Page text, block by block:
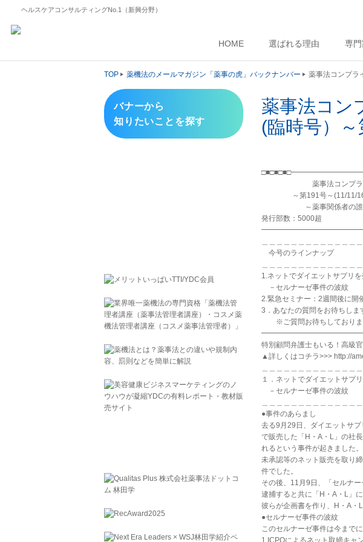
ヘルスケアコンサルティングNo.1（新興分野）
HOME 選ばれる理由 専
TOP 薬機法のメールマガジン「薬事の虎」バックナンバー 薬事法コンプ
薬事法コ
(臨時号）～
薬事法コンプライアン
～第191号～(11/11/
～薬事関係者の誰もが
発行部数：5000超
今号のラインナップ
1.ネットでダイエットサプリ
－セルナーゼ事件の波紋
2.緊急セミナー：2週間後に開
3．あなたの質問をお待ちしま
※ご質問お待ちしておりま
特別顧問弁護士もいる！高級
▲詳しくはコチラ>>> http://
１．ネットでダイエットサプ
－セルナーゼ事件の波紋
●事件のあらまし
去る9月29日、ダイエットサプ
で販売した「H・A・L」の社
れるという事件が起きました
未承認等のネット販売を取り
件でした。
その後、11月9日、「セルナ
逮捕すると共に「H・A・L」
彼らが企画書を作り、H・A・
●セルナーゼ事件の波紋
このセルナーゼ事件は今まで
1.ICPOによるネット取締キャ
バナーから
知りたいことを探す